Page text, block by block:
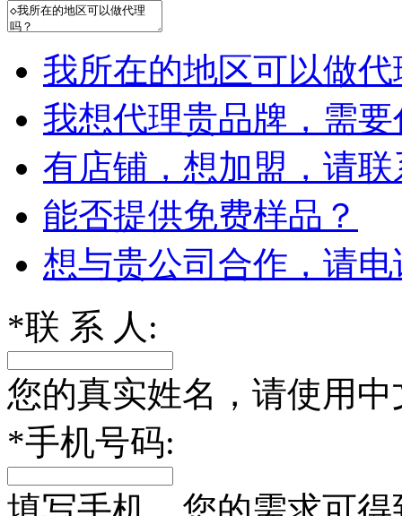
我所在的地区可以做
我想代理贵品牌，需
有店铺，想加盟，请
能否提供免费样品？
想与贵公司合作，请
*联 系 人:
您的真实姓名，请使用中
*手机号码: